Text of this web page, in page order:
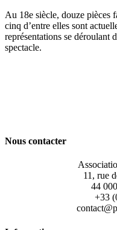
Au 18e siècle, douze pièces
cinq d’entre elles sont
représentations se déroulant
spectacle.
Nous contacter
11, rue
44
+33